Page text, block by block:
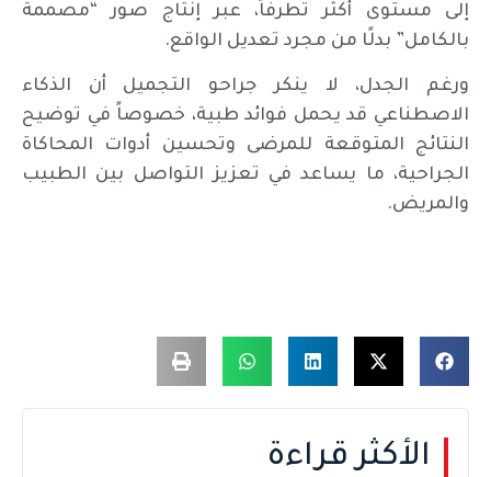
إلى مستوى أكثر تطرفاً، عبر إنتاج صور “مصممة
بالكامل” بدلًا من مجرد تعديل الواقع.
ورغم الجدل، لا ينكر جراحو التجميل أن الذكاء
الاصطناعي قد يحمل فوائد طبية، خصوصاً في توضيح
النتائج المتوقعة للمرضى وتحسين أدوات المحاكاة
الجراحية، ما يساعد في تعزيز التواصل بين الطبيب
والمريض.
الأكثر قراءة